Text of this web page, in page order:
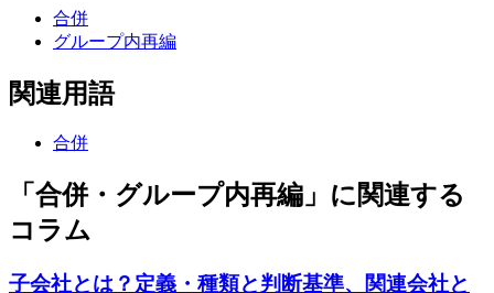
合併
グループ内再編
関連用語
合併
「合併・グループ内再編」に関連する
コラム
子会社とは？定義・種類と判断基準、関連会社と